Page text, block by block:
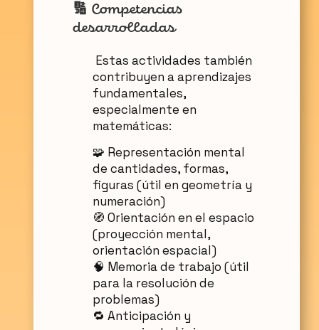
🔢 Competencias
desarrolladas
Estas actividades también
contribuyen a aprendizajes
fundamentales,
especialmente en
matemáticas:
🧩 Representación mental
de cantidades, formas,
figuras (útil en geometría y
numeración)
🧭 Orientación en el espacio
(proyección mental,
orientación espacial)
🧠 Memoria de trabajo (útil
para la resolución de
problemas)
🔁 Anticipación y